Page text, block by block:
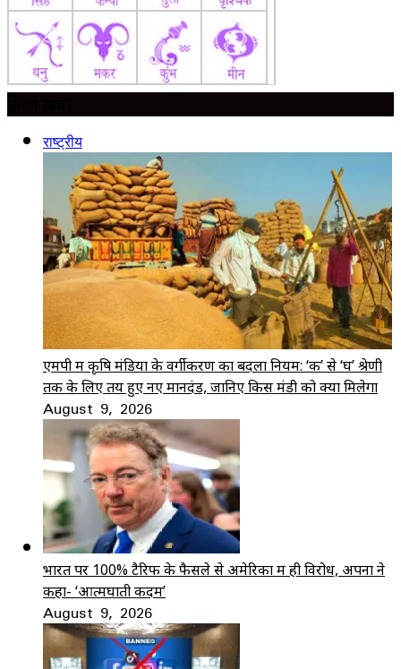
राष्ट्रीय
एमपी में कृषि मंडियों के वर्गीकरण का बदला नियम: ‘क’ से ‘घ’ श्रेणी
तक के लिए तय हुए नए मानदंड, जानिए किस मंडी को क्या मिलेगा
August 9, 2026
भारत पर 100% टैरिफ के फैसले से अमेरिका में ही विरोध, अपनों ने
कहा- ‘आत्मघाती कदम’
August 9, 2026